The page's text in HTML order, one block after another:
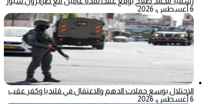
6 أغسطس، 2026
الاحتلال يوسع حملات الدهم والاعتقال في قلنديا وكفر عقب
6 أغسطس، 2026